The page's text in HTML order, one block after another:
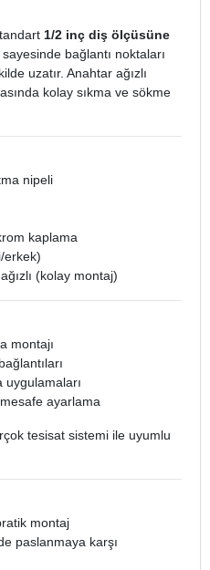
1/2 inç diş ölçüsüne
sayesinde bağlantı noktaları
uzatır. Anahtar ağızlı
kolay sıkma ve sökme
nipeli
kaplama
erkek)
(kolay montaj)
montajı
uygulamaları
ayarlama
tesisat sistemi ile uyumlu
montaj
paslanmaya karşı